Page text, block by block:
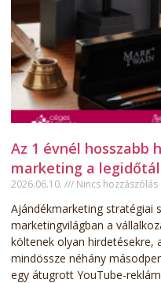
Az 1 évnél hosszabb
marketing a
2026.06.10. Nincs hozzászólás
Ajándékmarketing stratégiai
marketingvilágban a
költenek olyan hirdetésekre,
mindössze néhány
egy átugrott YouTube-reklám